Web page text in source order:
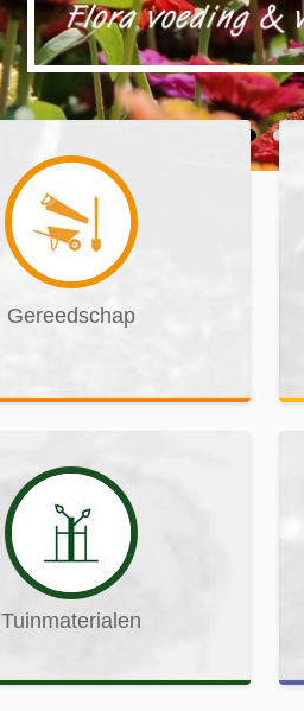
Gereedschap
Tuinmaterialen